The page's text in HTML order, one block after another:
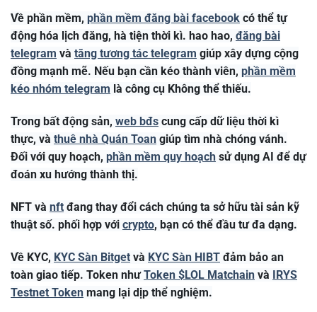
Về phần mềm, phần mềm đăng bài facebook có thể tự
động hóa lịch đăng, hà tiện thời kì. hao hao, đăng bài
telegram và tăng tương tác telegram giúp xây dựng cộng
đồng mạnh mẽ. Nếu bạn cần kéo thành viên, phần mềm
kéo nhóm telegram là công cụ Không thể thiếu.
Trong bất động sản, web bđs cung cấp dữ liệu thời kì
thực, và thuê nhà Quán Toan giúp tìm nhà chóng vánh.
Đối với quy hoạch, phần mềm quy hoạch sử dụng AI để dự
đoán xu hướng thành thị.
NFT và nft đang thay đổi cách chúng ta sở hữu tài sản kỹ
thuật số. phối hợp với crypto, bạn có thể đầu tư đa dạng.
Về KYC, KYC Sàn Bitget và KYC Sàn HIBT đảm bảo an
toàn giao tiếp. Token nhưToken $LOL Matchain và IRYS
Testnet Token mang lại dịp thể nghiệm.